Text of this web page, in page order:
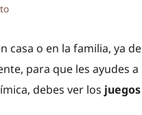
casa o en la familia, ya
para que les ayudes
debes ver los